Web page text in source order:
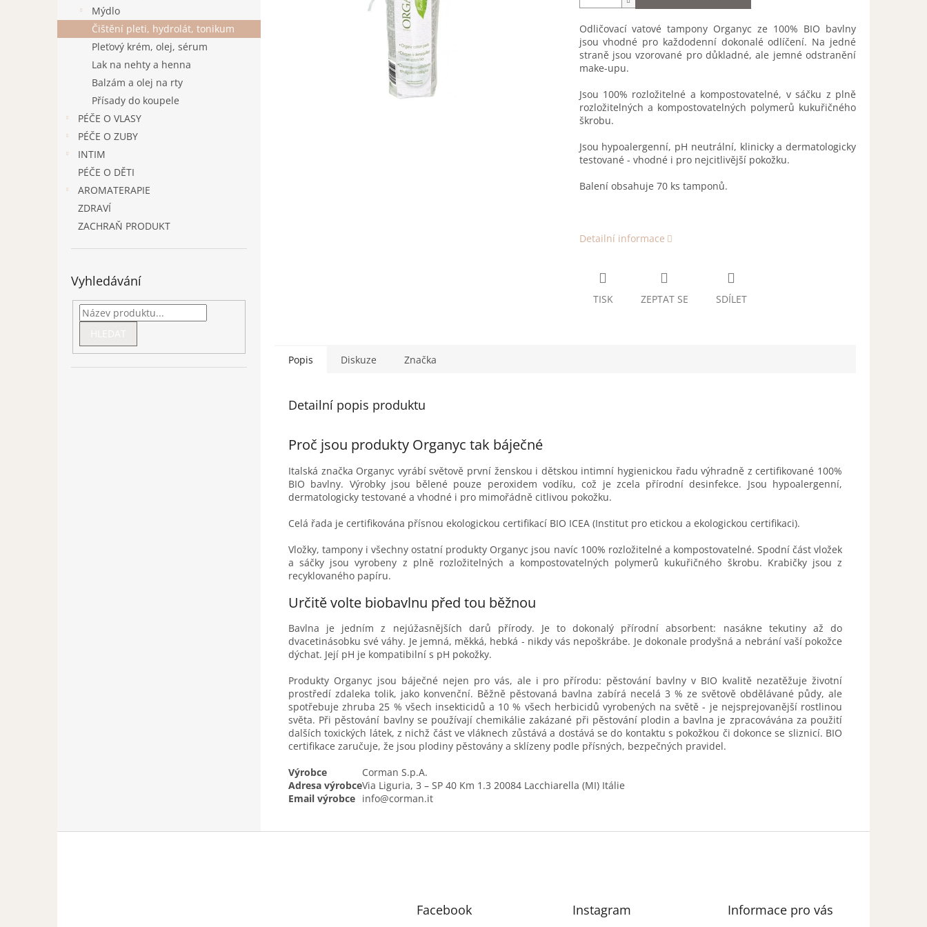
e
l
Mýdlo
Čištění pleti, hydrolát, tonikum
Pleťový krém, olej, sérum
Lak na nehty a henna
Balzám a olej na rty
Přísady do koupele
PÉČE O VLASY
PÉČE O ZUBY
INTIM
PÉČE O DĚTI
AROMATERAPIE
ZDRAVÍ
ZACHRAŇ PRODUKT
Vyhledávání
Odličovací vatové tampony Organyc ze 100% BIO bavlny
jsou vhodné pro každodenní dokonalé odlíčení. Na jedné
straně jsou vzorované pro důkladné, ale jemné odstranění
make-upu.
Jsou 100% rozložitelné a kompostovatelné, v sáčku z plně
rozložitelných a kompostovatelných polymerů kukuřičného
škrobu.
Jsou hypoalergenní, pH neutrální, klinicky a dermatologicky
testované - vhodné i pro nejcitlivější pokožku.
Balení obsahuje 70 ks tamponů.
Detailní informace
TISK ZEPTAT SE SDÍLET
Popis Diskuze Značka
Detailní popis produktu
Proč jsou produkty Organyc tak báječné
Italská značka Organyc vyrábí světově první ženskou i dětskou intimní hygienickou řadu výhradně z certifikované 100%
BIO bavlny. Výrobky jsou bělené pouze peroxidem vodíku, což je zcela přírodní desinfekce. Jsou hypoalergenní,
dermatologicky testované a vhodné i pro mimořádně citlivou pokožku.
Celá řada je certifikována přísnou ekologickou certifikací BIO ICEA (Institut pro etickou a ekologickou certifikaci).
Vložky, tampony i všechny ostatní produkty Organyc jsou navíc 100% rozložitelné a kompostovatelné. Spodní část vložek
a sáčky jsou vyrobeny z plně rozložitelných a kompostovatelných polymerů kukuřičného škrobu. Krabičky jsou z
recyklovaného papíru.
Určitě volte biobavlnu před tou běžnou
Bavlna je jedním z nejúžasnějších darů přírody. Je to dokonalý přírodní absorbent: nasákne tekutiny až do
dvacetinásobku své váhy. Je jemná, měkká, hebká - nikdy vás nepoškrábe. Je dokonale prodyšná a nebrání vaší pokožce
dýchat. Její pH je kompatibilní s pH pokožky.
Produkty Organyc jsou báječné nejen pro vás, ale i pro přírodu: pěstování bavlny v BIO kvalitě nezatěžuje životní
prostředí zdaleka tolik, jako konvenční. Běžně pěstovaná bavlna zabírá necelá 3 % ze světově obdělávané půdy, ale
spotřebuje zhruba 25 % všech insekticidů a 10 % všech herbicidů vyrobených na světě - je nejsprejovanější rostlinou
světa. Při pěstování bavlny se používají chemikálie zakázané při pěstování plodin a bavlna je zpracovávána za použití
dalších toxických látek, z nichž část ve vláknech zůstává a dostává se do kontaktu s pokožkou či dokonce se sliznicí. BIO
certifikace zaručuje, že jsou plodiny pěstovány a sklízeny podle přísných, bezpečných pravidel.
Výrobce
Corman S.p.A.
Adresa výrobceVia Liguria, 3 – SP 40 Km 1.3 20084 Lacchiarella (MI) Itálie
Email výrobce info@corman.it
Facebook Instagram Informace pro vás